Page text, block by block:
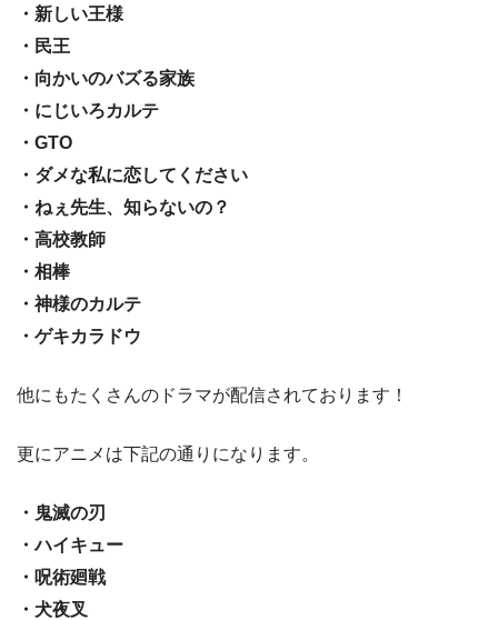
・新しい王様
・民王
・向かいのバズる家族
・にじいろカルテ
・GTO
・ダメな私に恋してください
・ねぇ先生、知らないの？
・高校教師
・相棒
・神様のカルテ
・ゲキカラドウ
他にもたくさんのドラマが配信されております！
更にアニメは下記の通りになります。
・鬼滅の刃
・ハイキュー
・呪術廻戦
・犬夜叉